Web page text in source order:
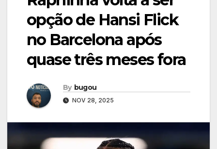
opção de Hansi Flick
no Barcelona após
quase três meses fora
By bugou
NOV 28, 2025